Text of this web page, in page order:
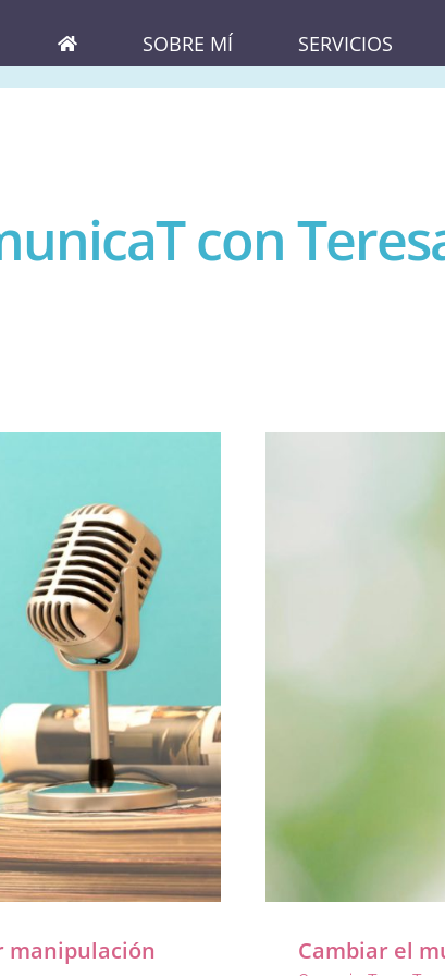
SOBRE MÍ SERVICIOS
con
manipulación Cambiar el